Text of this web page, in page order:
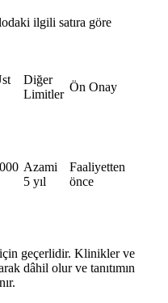
ilgili satıra göre
Diğer
Limitler
Ön Onay
Azami
5 yıl
Faaliyetten
önce
için geçerlidir. Klinikler ve
dâhil olur ve tanıtımın